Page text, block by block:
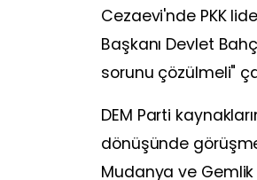
Cezaevi'nde PKK
Başkanı Devlet
sorunu çözülmeli"
DEM Parti
dönüşünde
Mudanya ve